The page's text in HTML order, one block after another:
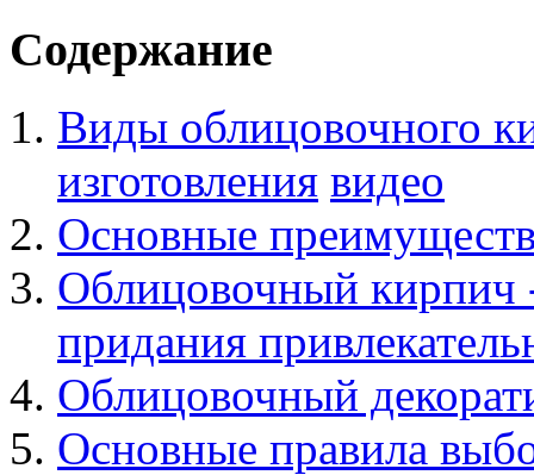
Содержание
Виды облицовочного
изготовления видео
Основные
Облицовочный кирпич
придания
Облицовочный
Основные правила